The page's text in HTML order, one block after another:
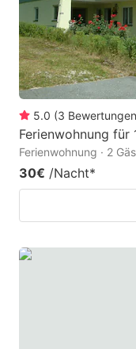
5.0 (3 Bewertungen
Ferienwohnung für
Ferienwohnung · 2
30€ /Nacht*